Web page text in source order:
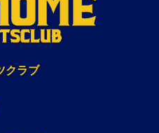
クラブ